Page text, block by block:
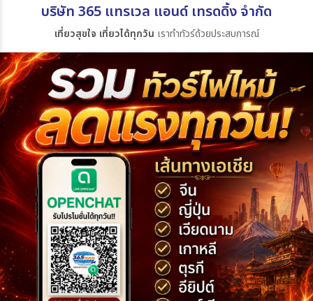
สายการบิน
ตั้งแต่วันที่
ถึงวันที่
เฉพาะเดือน
เฉพาะเทศกาล
บริษัท 365 แทรเวล แอนด์ เทรดดิ้ง จำกัด
เที่ยวสุขใจ เที่ยวได้ทุกวัน เราทำทัวร์ด้วยประสบการณ์